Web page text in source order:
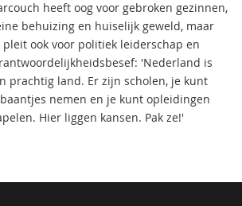
heeft oog voor gebroken gezinnen,
behuizing en huiselijk geweld, maar
pleit ook voor politiek leiderschap en
'Nederland is
prachtig land. Er zijn scholen, je kunt
nemen en je kunt opleidingen
Hier liggen kansen. Pak ze!'